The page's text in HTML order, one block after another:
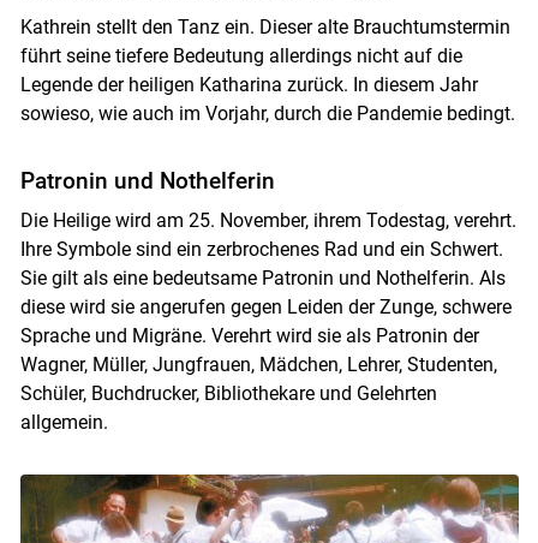
Skip to main content
Kathrein stellt den Tanz ein. Dieser alte Brauchtumstermin
führt seine tiefere Bedeutung allerdings nicht auf die
Legende der heiligen Katharina zurück. In diesem Jahr
sowieso, wie auch im Vorjahr, durch die Pandemie bedingt.
Patronin und Nothelferin
Die Heilige wird am 25. November, ihrem Todestag, verehrt.
Ihre Symbole sind ein zerbrochenes Rad und ein Schwert.
Sie gilt als eine bedeutsame Patronin und Nothelferin. Als
diese wird sie angerufen gegen Leiden der Zunge, schwere
Sprache und Migräne. Verehrt wird sie als Patronin der
Wagner, Müller, Jungfrauen, Mädchen, Lehrer, Studenten,
Schüler, Buchdrucker, Bibliothekare und Gelehrten
allgemein.